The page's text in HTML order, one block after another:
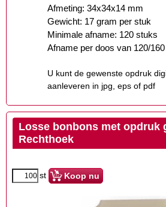
Afmeting: 34x34x14 mm
Gewicht: 17 gram per stuk
Minimale afname: 120 stuks
Afname per doos van 120/
U kunt de gewenste opdruk
aanleveren in jpg, eps of pdf
Losse bonbons met opdruk
Rechthoek
st Koop nu